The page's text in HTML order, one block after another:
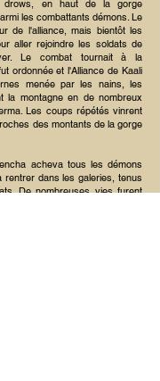
drows, en haut de la gorge
les combattants démons. Le
de l'alliance, mais bientôt les
aller rejoindre les soldats de
Le combat tournait à la
ordonnée et l'Alliance de Kaali
menée par les nains, les
la montagne en de nombreux
Les coups répétés vinrent
des montants de la gorge
acheva tous les démons
rentrer dans les galeries, tenus
De nombreuses vies furent